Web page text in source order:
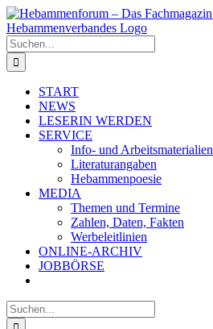
Zum
Inhalt
springen
Suche
nach:
START
NEWS
LESERIN WERDEN
SERVICE
Info- und Arbeitsmaterialien
Literaturangaben
Hebammenpoesie
MEDIA
Themen und Termine
Zahlen, Daten, Fakten
Werbeleitlinien
ONLINE-ARCHIV
JOBBÖRSE
Suche
nach: